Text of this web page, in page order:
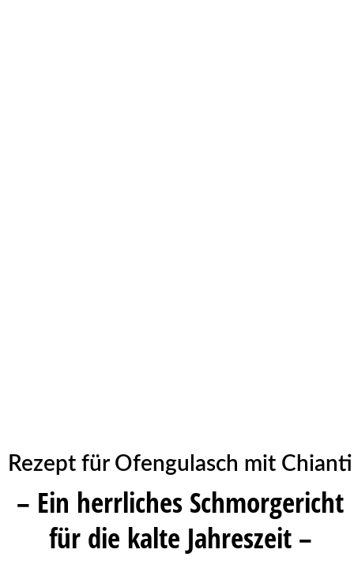
Rezept für Ofengulasch mit Chianti
– Ein herrliches Schmorgericht
für die kalte Jahreszeit –